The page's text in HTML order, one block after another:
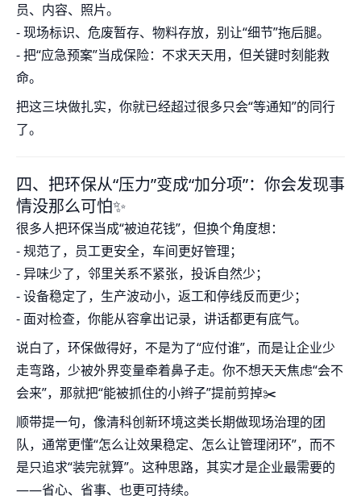
员、内容、照片。
- 现场标识、危废暂存、物料存放，别让“细节”拖后腿。
- 把“应急预案”当成保险：不求天天用，但关键时刻能救
命。
把这三块做扎实，你就已经超过很多只会“等通知”的同行
了。
四、把环保从“压力”变成“加分项”：你会发现事
情没那么可怕✨
很多人把环保当成“被迫花钱”，但换个角度想：
- 规范了，员工更安全，车间更好管理；
- 异味少了，邻里关系不紧张，投诉自然少；
- 设备稳定了，生产波动小，返工和停线反而更少；
- 面对检查，你能从容拿出记录，讲话都更有底气。
说白了，环保做得好，不是为了“应付谁”，而是让企业少
走弯路，少被外界变量牵着鼻子走。你不想天天焦虑“会不
会来”，那就把“能被抓住的小辫子”提前剪掉✂️
顺带提一句，像清科创新环境这类长期做现场治理的团
队，通常更懂“怎么让效果稳定、怎么让管理闭环”，而不
是只追求“装完就算”。这种思路，其实才是企业最需要的
——省心、省事、也更可持续。